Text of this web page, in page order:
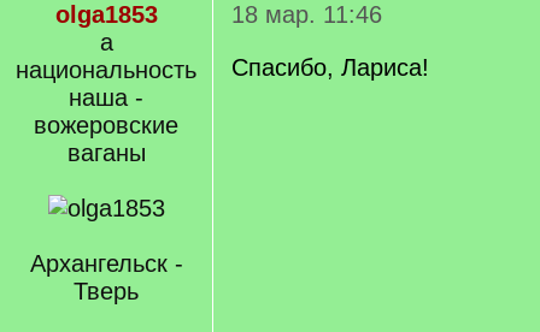
olga1853
а
национальность
наша -
вожеровские
ваганы
Архангельск -
Тверь
18 мар. 11:46
Спасибо, Лариса!